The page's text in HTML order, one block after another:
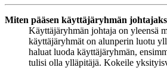
Miten pääsen käyttäjäryhmän
Käyttäjäryhmän johtaja on yleensä
käyttäjäryhmät on alunperin luotu
haluat luoda käyttäjäryhmän,
tulisi olla ylläpitäjä. Kokeile